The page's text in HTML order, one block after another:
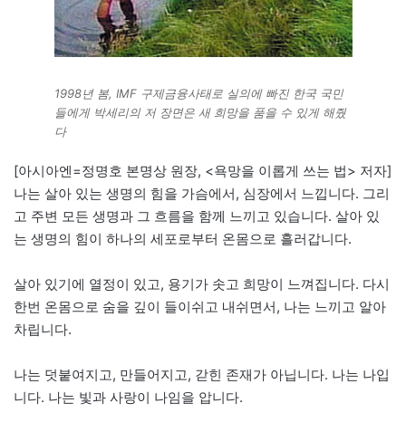
1998년 봄, IMF 구제금융사태로 실의에 빠진 한국 국민
들에게 박세리의 저 장면은 새 희망을 품을 수 있게 해줬
다
[아시아엔=정명호 본명상 원장, <욕망을 이롭게 쓰는 법> 저자]
나는 살아 있는 생명의 힘을 가슴에서, 심장에서 느낍니다. 그리
고 주변 모든 생명과 그 흐름을 함께 느끼고 있습니다. 살아 있
는 생명의 힘이 하나의 세포로부터 온몸으로 흘러갑니다.
살아 있기에 열정이 있고, 용기가 솟고 희망이 느껴집니다. 다시
한번 온몸으로 숨을 깊이 들이쉬고 내쉬면서, 나는 느끼고 알아
차립니다.
나는 덧붙여지고, 만들어지고, 갇힌 존재가 아닙니다. 나는 나입
니다. 나는 빛과 사랑이 나임을 압니다.